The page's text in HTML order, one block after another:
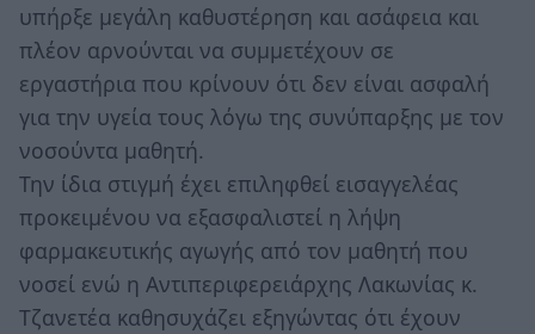
υπήρξε μεγάλη καθυστέρηση και ασάφεια και
πλέον αρνούνται να συμμετέχουν σε
εργαστήρια που κρίνουν ότι δεν είναι ασφαλή
για την υγεία τους λόγω της συνύπαρξης με τον
νοσούντα μαθητή.
Την ίδια στιγμή έχει επιληφθεί εισαγγελέας
προκειμένου να εξασφαλιστεί η λήψη
φαρμακευτικής αγωγής από τον μαθητή που
νοσεί ενώ η Αντιπεριφερειάρχης Λακωνίας κ.
Τζανετέα καθησυχάζει εξηγώντας ότι έχουν